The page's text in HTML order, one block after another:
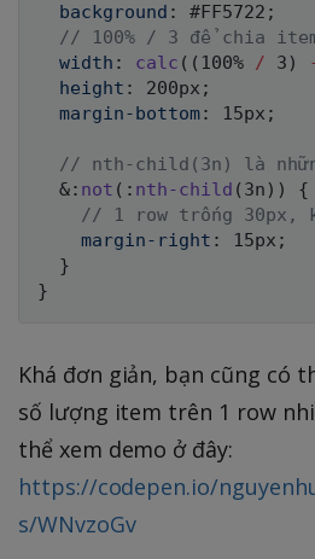
background : #FF5722 ;
// 100% / 3 để chia
width : calc ( ( 100% / 3 )
height : 200px ;
margin-bottom: 15px ;
// nth-child(3n) là
  &
: not ( : nth-child ( 3n ) )
{
// 1 row trống 30px,
margin-right : 15px ;
}
}
Khá đơn giản, bạn cũng có
số lượng item trên 1 row
thể xem demo ở đây:
https://codepen.io/
s/WNvzoGv